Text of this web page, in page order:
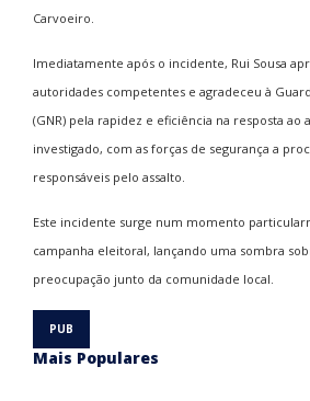
Carvoeiro.
Imediatamente após o incidente, Rui Sousa
autoridades competentes e agradeceu à
(GNR) pela rapidez e eficiência na resposta ao
investigado, com as forças de segurança a
responsáveis pelo assalto.
Este incidente surge num momento
campanha eleitoral, lançando uma sombra
preocupação junto da comunidade local.
Mais Populares